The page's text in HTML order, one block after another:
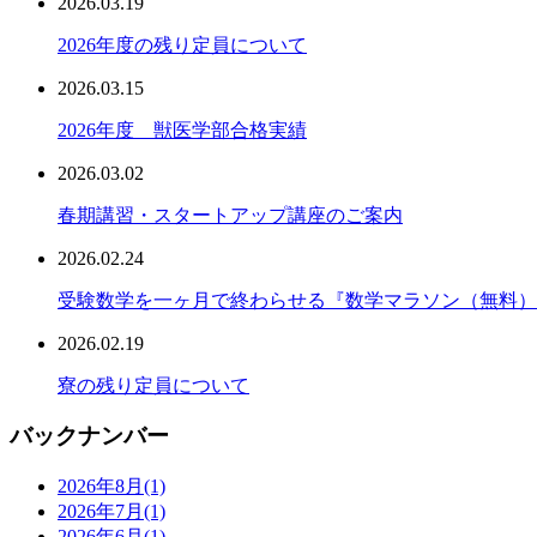
2026年度の残り定員について
2026.03.15
2026年度 獣医学部合格実績
2026.03.02
春期講習・スタートアップ講座のご案内
2026.02.24
受験数学を一ヶ月で終わらせる『数学マラソン（無料
2026.02.19
寮の残り定員について
バックナンバー
2026年8月 (1)
2026年7月 (1)